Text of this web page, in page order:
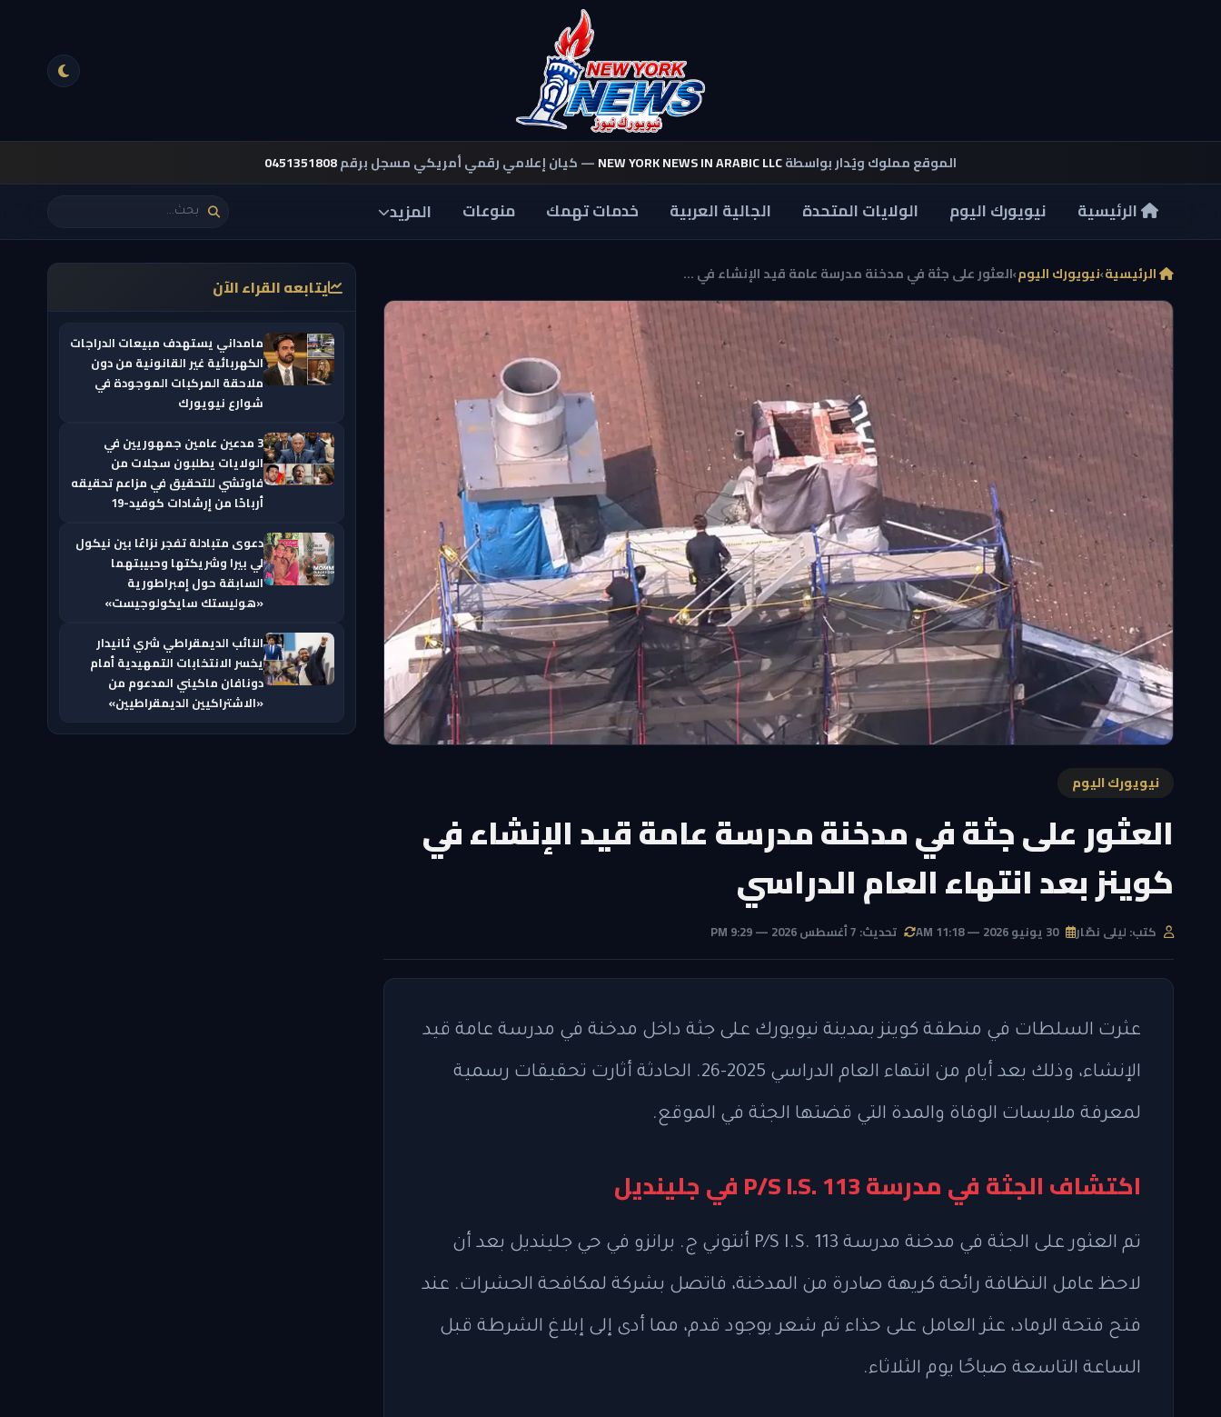
الموقع مملوك ويُدار بواسطةNEW YORK NEWS IN ARABIC LLC— كيان إعلامي رقمي أمريكي مسجل برقم0451351808
الرئيسية نيويورك اليوم الولايات المتحدة الجالية العربية خدمات تهمك منوعات المزيد
الرئيسية›نيويورك اليوم›العثور على جثة في مدخنة مدرسة عامة قيد الإنشاء في ...
نيويورك اليوم
العثور على جثة في مدخنة مدرسة عامة قيد الإنشاء في
كوينز بعد انتهاء العام الدراسي
كتب: ليلى نصّار 30 يونيو 2026 — 11:18 AM تحديث: 7 أغسطس 2026 — 9:29 PM
عثرت السلطات في منطقة كوينز بمدينة نيويورك على جثة داخل مدخنة في مدرسة عامة قيد
الإنشاء، وذلك بعد أيام من انتهاء العام الدراسي 2025-26. الحادثة أثارت تحقيقات رسمية
لمعرفة ملابسات الوفاة والمدة التي قضتها الجثة في الموقع.
اكتشاف الجثة في مدرسة P/S I.S. 113 في جلينديل
تم العثور على الجثة في مدخنة مدرسة P/S I.S. 113 أنتوني ج. برانزو في حي جلينديل بعد أن
لاحظ عامل النظافة رائحة كريهة صادرة من المدخنة، فاتصل بشركة لمكافحة الحشرات. عند
فتح فتحة الرماد، عثر العامل على حذاء ثم شعر بوجود قدم، مما أدى إلى إبلاغ الشرطة قبل
الساعة التاسعة صباحًا يوم الثلاثاء.
يتابعه القراء الآن
مامداني يستهدف مبيعات الدراجات
الكهربائية غير القانونية من دون
ملاحقة المركبات الموجودة في
شوارع نيويورك
3 مدعين عامين جمهوريين في
الولايات يطلبون سجلات من
فاوتشي للتحقيق في مزاعم تحقيقه
أرباحًا من إرشادات كوفيد-19
دعوى متبادلة تفجر نزاعًا بين نيكول
لي بيرا وشريكتها وحبيبتهما
السابقة حول إمبراطورية
«هوليستك سايكولوجيست»
النائب الديمقراطي شري ثانيدار
يخسر الانتخابات التمهيدية أمام
دونافان ماكيني المدعوم من
«الاشتراكيين الديمقراطيين»